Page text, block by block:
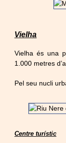
Vielha
Vielha és una
1.000 metres
Pel seu nucli
Centre turístic